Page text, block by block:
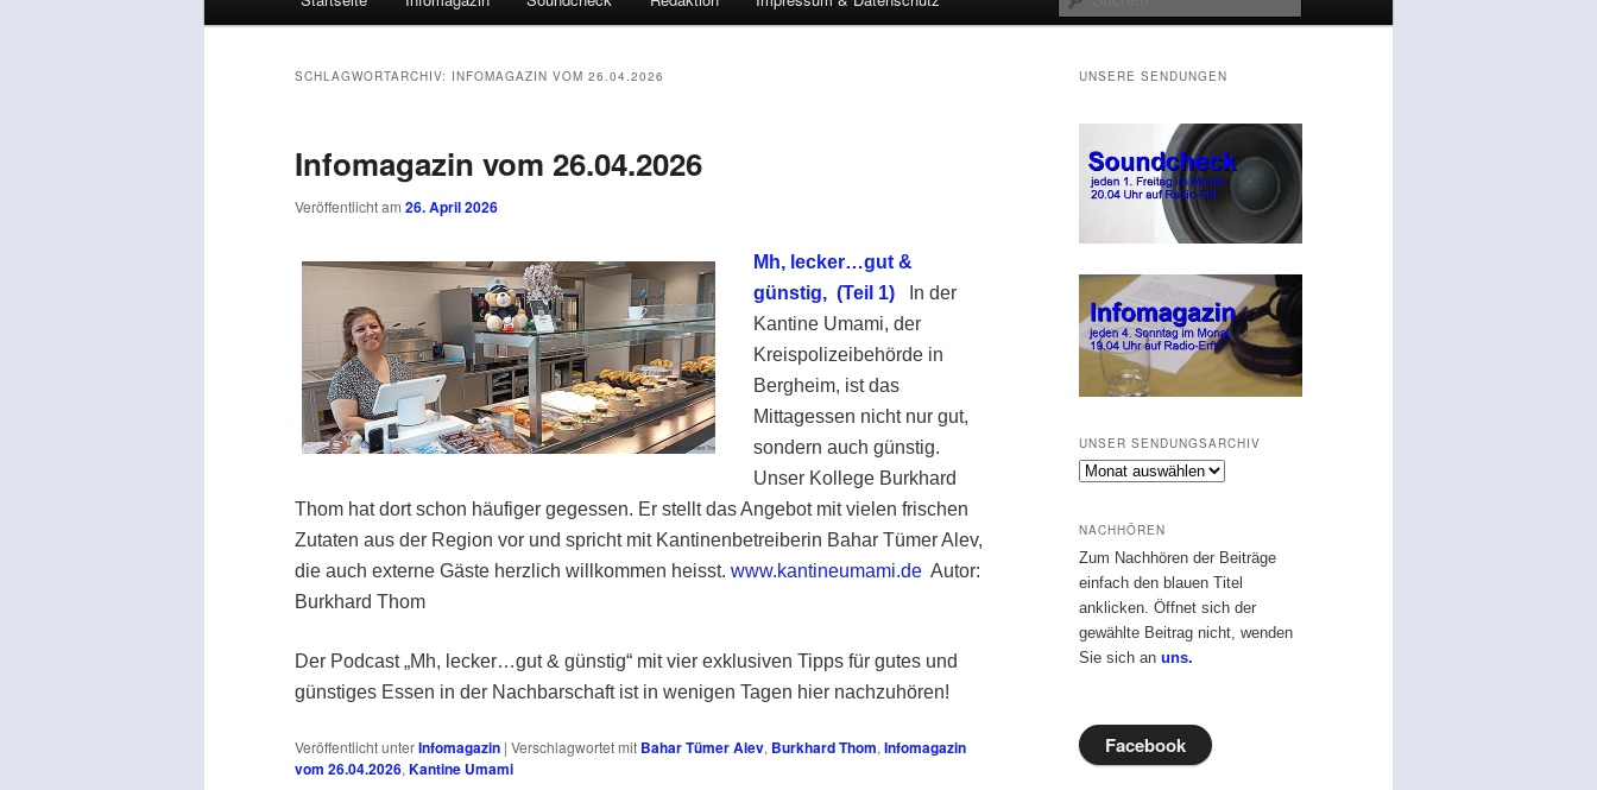
SCHLAGWORTARCHIV: INFOMAGAZIN VOM 26.04.2026
Infomagazin vom 26.04.2026
Veröffentlicht am 26. April 2026
Mh, lecker…gut &
günstig, (Teil 1)
In der
Kantine Umami, der
Kreispolizeibehörde in
Bergheim, ist das
Mittagessen nicht nur gut,
sondern auch günstig.
Unser Kollege Burkhard
Thom hat dort schon häufiger gegessen. Er stellt das Angebot mit vielen frischen
Zutaten aus der Region vor und spricht mit Kantinenbetreiberin Bahar Tümer Alev,
die auch externe Gäste herzlich willkommen heisst. www.kantineumami.de Autor:
Burkhard Thom
Der Podcast „Mh, lecker…gut & günstig“ mit vier exklusiven Tipps für gutes und
günstiges Essen in der Nachbarschaft ist in wenigen Tagen hier nachzuhören!
Veröffentlicht unterInfomagazin | Verschlagwortet mit Bahar Tümer Alev, Burkhard Thom, Infomagazin
vom 26.04.2026, Kantine Umami
UNSERE SENDUNGEN
UNSER SENDUNGSARCHIV
Unser
NACHHÖREN
Zum Nachhören der Beiträge
einfach den blauen Titel
anklicken. Öffnet sich der
gewählte Beitrag nicht, wenden
Sie sich an uns.
Facebook